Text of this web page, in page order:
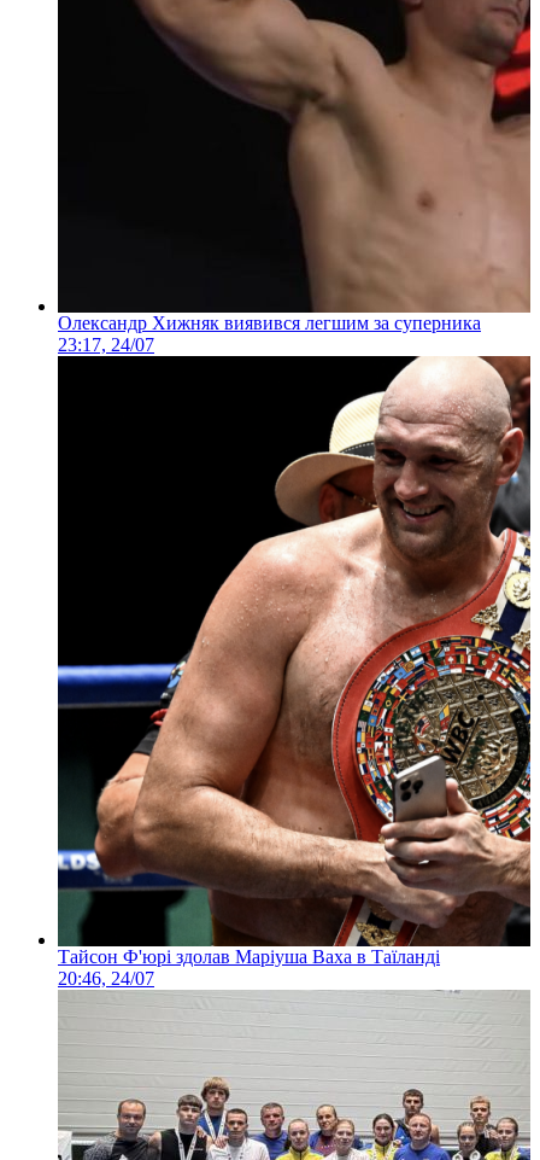
Олександр Хижняк виявився легшим за суперника
23:17, 24/07
Тайсон Ф'юрі здолав Маріуша Ваха в Таїланді
20:46, 24/07